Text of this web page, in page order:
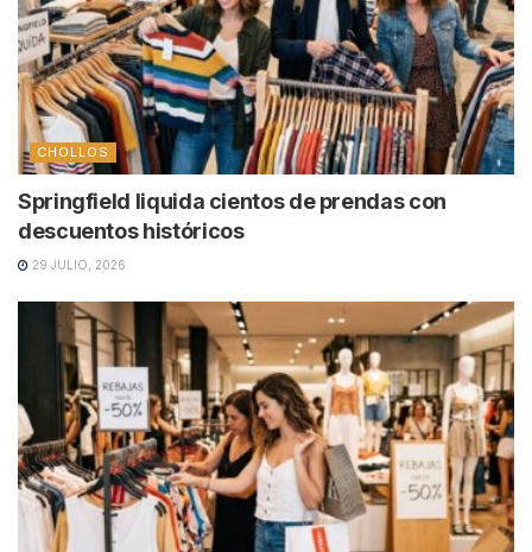
CHOLLOS
Springfield liquida cientos de prendas con
descuentos históricos
29 JULIO, 2026